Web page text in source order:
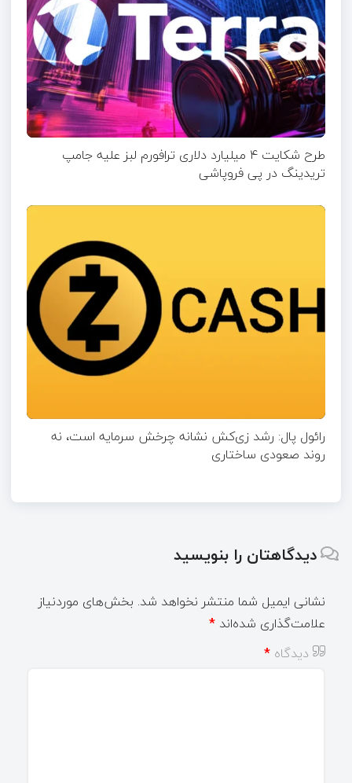
طرح شکایت ۴ میلیارد دلاری ترافورم لبز علیه جامپ
تریدینگ در پی فروپاشی
رائول پال: رشد زی‌کش نشانه چرخش سرمایه است، نه
روند صعودی ساختاری
دیدگاهتان را بنویسید
نشانی ایمیل شما منتشر نخواهد شد. بخش‌های موردنیاز
علامت‌گذاری شده‌اند *
دیدگاه *